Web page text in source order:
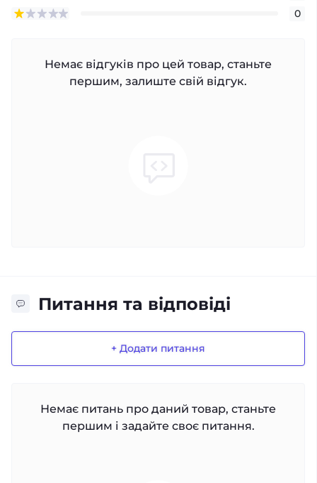
0
Немає відгуків про цей товар, станьте
першим, залиште свій відгук.
Питання та відповіді
+ Додати питання
Немає питань про даний товар, станьте
першим і задайте своє питання.